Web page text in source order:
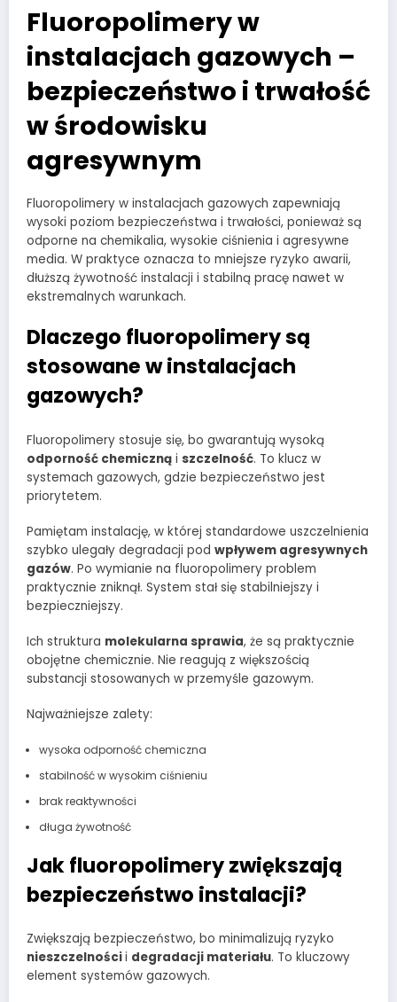
Fluoropolimery w
instalacjach gazowych –
bezpieczeństwo i trwałość
w środowisku
agresywnym
Fluoropolimery w instalacjach gazowych zapewniają
wysoki poziom bezpieczeństwa i trwałości, ponieważ są
odporne na chemikalia, wysokie ciśnienia i agresywne
media. W praktyce oznacza to mniejsze ryzyko awarii,
dłuższą żywotność instalacji i stabilną pracę nawet w
ekstremalnych warunkach.
Dlaczego fluoropolimery są
stosowane w instalacjach
gazowych?
Fluoropolimery stosuje się, bo gwarantują wysoką
odporność chemiczną i szczelność. To klucz w
systemach gazowych, gdzie bezpieczeństwo jest
priorytetem.
Pamiętam instalację, w której standardowe uszczelnienia
szybko ulegały degradacji pod wpływem agresywnych
gazów. Po wymianie na fluoropolimery problem
praktycznie zniknął. System stał się stabilniejszy i
bezpieczniejszy.
Ich struktura molekularna sprawia, że są praktycznie
obojętne chemicznie. Nie reagują z większością
substancji stosowanych w przemyśle gazowym.
Najważniejsze zalety:
wysoka odporność chemiczna
stabilność w wysokim ciśnieniu
brak reaktywności
długa żywotność
Jak fluoropolimery zwiększają
bezpieczeństwo instalacji?
Zwiększają bezpieczeństwo, bo minimalizują ryzyko
nieszczelnościi degradacji materiału. To kluczowy
element systemów gazowych.